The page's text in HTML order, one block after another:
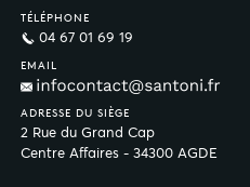
TÉLÉPHONE
04 67 01 69 19
EMAIL
ADRESSE DU SIÈGE
2 Rue du Grand Cap
Centre Affaires - 34300 AGDE